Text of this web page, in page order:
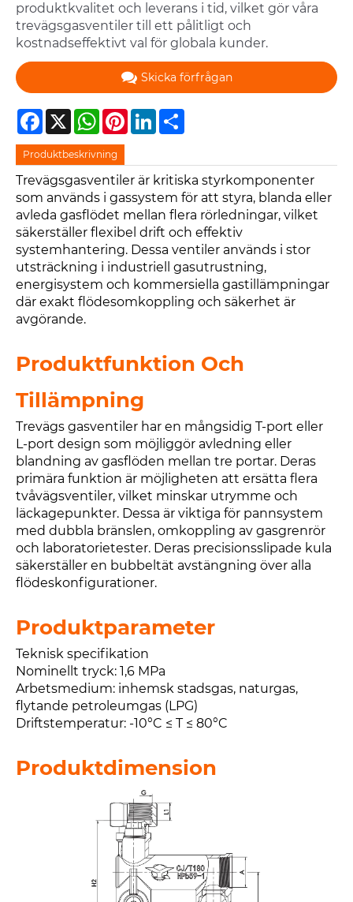
produktkvalitet och leverans i tid, vilket gör våra
trevägsgasventiler till ett pålitligt och
kostnadseffektivt val för globala kunder.
Skicka förfrågan
Facebook
X WhatsAppPinterestLinkedIn
Produktbeskrivning
Trevägsgasventiler är kritiska styrkomponenter
som används i gassystem för att styra, blanda eller
avleda gasflödet mellan flera rörledningar, vilket
säkerställer flexibel drift och effektiv
systemhantering. Dessa ventiler används i stor
utsträckning i industriell gasutrustning,
energisystem och kommersiella gastillämpningar
där exakt flödesomkoppling och säkerhet är
avgörande.
Produktfunktion Och
Tillämpning
Trevägs gasventiler har en mångsidig T-port eller
L-port design som möjliggör avledning eller
blandning av gasflöden mellan tre portar. Deras
primära funktion är möjligheten att ersätta flera
tvåvägsventiler, vilket minskar utrymme och
läckagepunkter. Dessa är viktiga för pannsystem
med dubbla bränslen, omkoppling av gasgrenrör
och laboratorietester. Deras precisionsslipade kula
säkerställer en bubbeltät avstängning över alla
flödeskonfigurationer.
Produktparameter
Teknisk specifikation
Nominellt tryck: 1,6 MPa
Arbetsmedium: inhemsk stadsgas, naturgas,
flytande petroleumgas (LPG)
Driftstemperatur: -10°C ≤ T ≤ 80°C
Produktdimension